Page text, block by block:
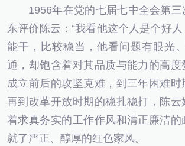
1956年在党的七届七中全会第
东评价陈云：“我看他这个人是个好人
能干，比较稳当，他看问题有眼光
通，却饱含着对其品质与能力的高度
成立前后的攻坚克难，到三年困难时
再到改革开放时期的稳扎稳打，陈云
着求真务实的工作作风和清正廉洁
就了严正、醇厚的红色家风。